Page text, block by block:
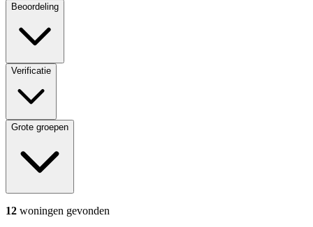
Beoordeling
Verificatie
Grote groepen
12 woningen gevonden